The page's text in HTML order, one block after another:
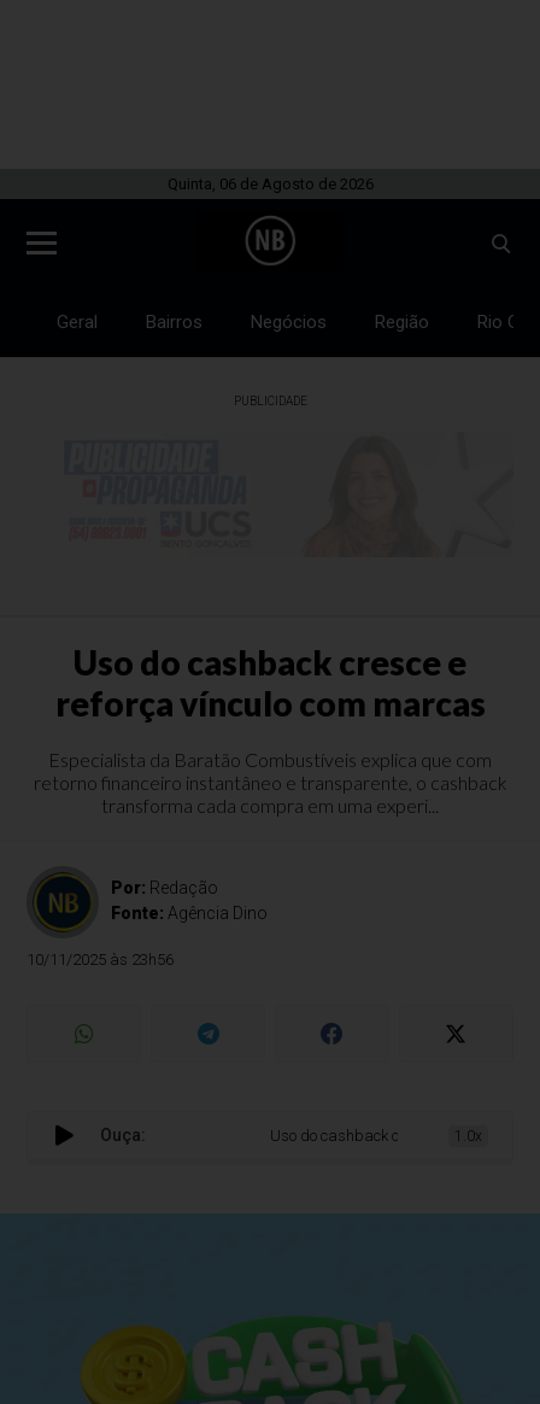
Quinta, 06 de Agosto de 2026
Geral Bairros Negócios Região Rio
PUBLICIDADE
Uso do cashback cresce e
reforça vínculo com marcas
Especialista da Baratão Combustíveis explica que com
retorno financeiro instantâneo e transparente, o cashback
transforma cada compra em uma experi...
Por: Redação
Fonte: Agência Dino
10/11/2025 às 23h56
Ouça: Uso do cashback cresce e reforça
1.0x